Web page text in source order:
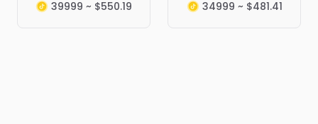
39999 ~ $550.19 34999 ~ $481.41